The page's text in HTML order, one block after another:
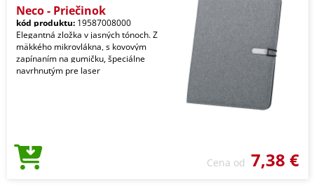
Neco - Priečinok
kód produktu: 19587008000
Elegantná zložka v jasných tónoch. Z
mäkkého mikrovlákna, s kovovým
zapínaním na gumičku, špeciálne
navrhnutým pre laser
Cena od 7,38 €